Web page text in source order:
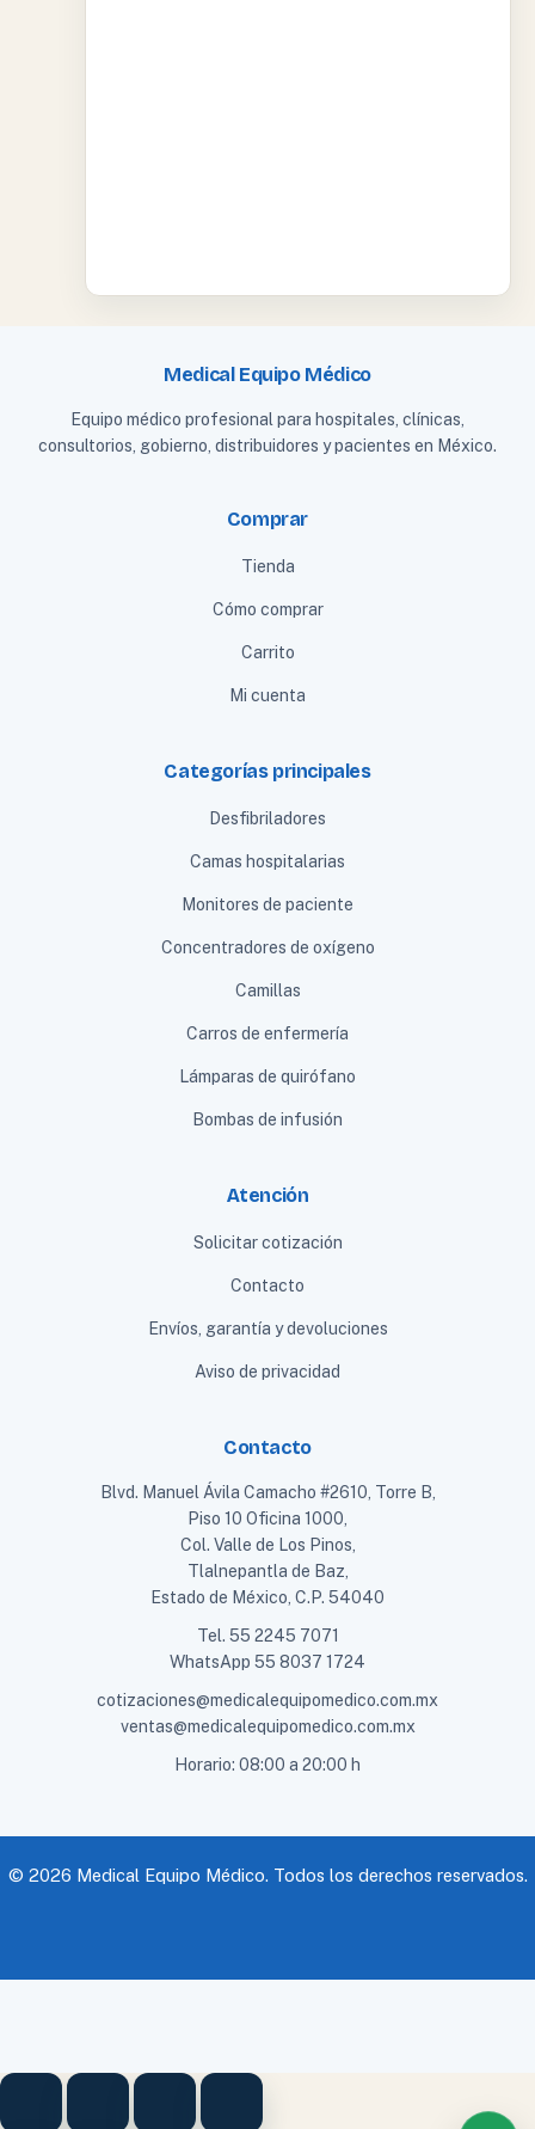
Medical Equipo Médico
Equipo médico profesional para hospitales, clínicas,
consultorios, gobierno, distribuidores y pacientes en México.
Comprar
Tienda
Cómo comprar
Carrito
Mi cuenta
Categorías principales
Desfibriladores
Camas hospitalarias
Monitores de paciente
Concentradores de oxígeno
Camillas
Carros de enfermería
Lámparas de quirófano
Bombas de infusión
Atención
Solicitar cotización
Contacto
Envíos, garantía y devoluciones
Aviso de privacidad
Contacto
Blvd. Manuel Ávila Camacho #2610, Torre B,
Piso 10 Oficina 1000,
Col. Valle de Los Pinos,
Tlalnepantla de Baz,
Estado de México, C.P. 54040
Tel. 55 2245 7071
WhatsApp 55 8037 1724
cotizaciones@medicalequipomedico.com.mx
ventas@medicalequipomedico.com.mx
Horario: 08:00 a 20:00 h
© 2026 Medical Equipo Médico. Todos los derechos reservados.